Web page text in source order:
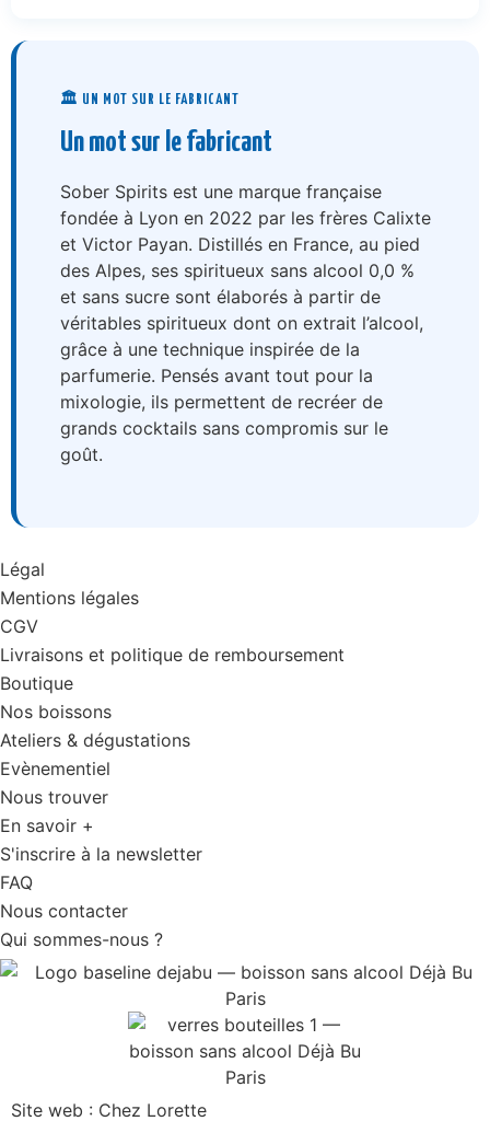
🏛️ UN MOT SUR LE FABRICANT
Un mot sur le fabricant
Sober Spirits est une marque française
fondée à Lyon en 2022 par les frères Calixte
et Victor Payan. Distillés en France, au pied
des Alpes, ses spiritueux sans alcool 0,0 %
et sans sucre sont élaborés à partir de
véritables spiritueux dont on extrait l’alcool,
grâce à une technique inspirée de la
parfumerie. Pensés avant tout pour la
mixologie, ils permettent de recréer de
grands cocktails sans compromis sur le
goût.
Légal
Mentions légales
CGV
Livraisons et politique de remboursement
Boutique
Nos boissons
Ateliers & dégustations
Evènementiel
Nous trouver
En savoir +
S'inscrire à la newsletter
FAQ
Nous contacter
Qui sommes-nous ?
Site web : Chez Lorette